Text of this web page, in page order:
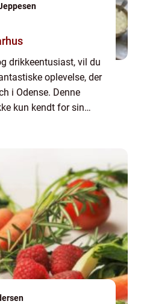
drikkeentusiast, vil du
oplevelse, der
i Odense. Denne
kun kendt for sin